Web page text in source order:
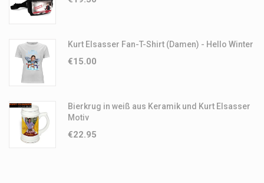
Kurt Elsasser Fan-T-Shirt (Damen) - Hello Winter
€15.00
Bierkrug in weiß aus Keramik und Kurt Elsasser
Motiv
€22.95